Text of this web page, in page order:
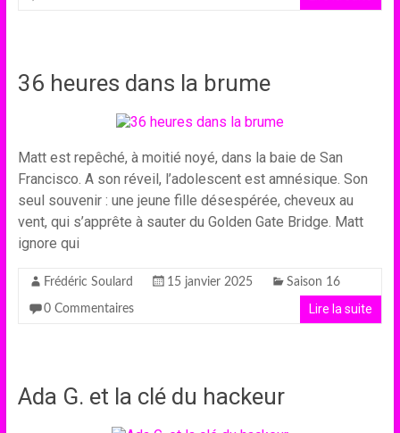
36 heures dans la brume
Matt est repêché, à moitié noyé, dans la baie de San
Francisco. A son réveil, l’adolescent est amnésique. Son
seul souvenir : une jeune fille désespérée, cheveux au
vent, qui s’apprête à sauter du Golden Gate Bridge. Matt
ignore qui
Frédéric Soulard 15 janvier 2025 Saison 16
0 Commentaires Lire la suite
Ada G. et la clé du hackeur